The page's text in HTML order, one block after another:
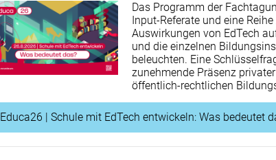
Das Programm der
Input-Referate und eine
Auswirkungen von EdTech
und die einzelnen
beleuchten. Eine
zunehmende Präsenz
öffentlich-rechtlichen
Educa26 | Schule mit EdTech entwickeln: Was bedeutet